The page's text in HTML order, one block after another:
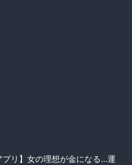
プリ】女の理想が金になる…運